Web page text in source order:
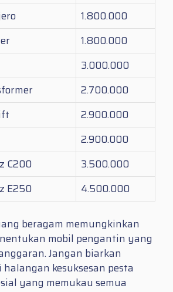
1.800.000
1.800.000
3.000.000
2.700.000
2.900.000
2.900.000
C200
3.500.000
E250
4.500.000
beragam memungkinkan
mobil pengantin yang
Jangan biarkan
kesuksesan pesta
yang memukau semua